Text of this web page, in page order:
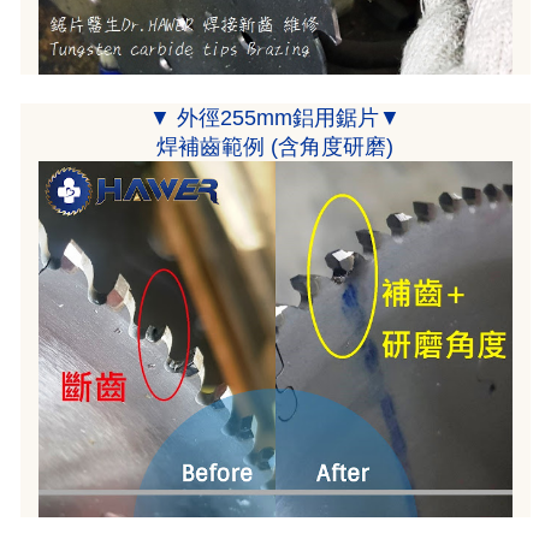
▼ 外徑255mm鋁用鋸片▼
焊補齒範例 (含角度研磨)